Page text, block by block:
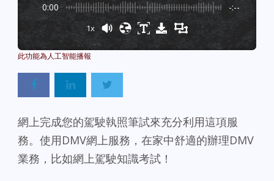
0:00 -:--
1x
網上完成您的駕駛執照筆試來充分利用這項服
務。使用DMV網上服務，在家中舒適的辦理DMV
業務，比如網上駕駛知識考試！